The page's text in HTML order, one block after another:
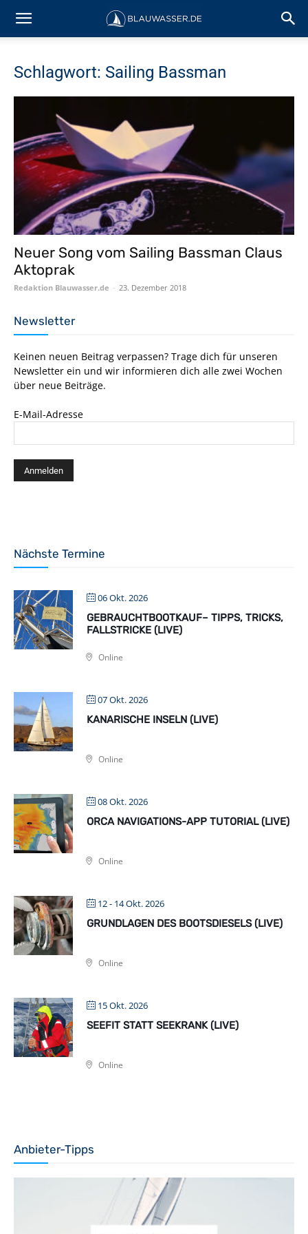
Schlagwort: Sailing Bassman
Neuer Song vom Sailing Bassman Claus
Aktoprak
Redaktion Blauwasser.de - 23. Dezember 2018
Newsletter
Keinen neuen Beitrag verpassen? Trage dich für unseren
Newsletter ein und wir informieren dich alle zwei Wochen
über neue Beiträge.
E-Mail-Adresse
Nächste Termine
06 Okt. 2026
GEBRAUCHTBOOTKAUF– TIPPS, TRICKS,
FALLSTRICKE (LIVE)
Online
07 Okt. 2026
KANARISCHE INSELN (LIVE)
Online
08 Okt. 2026
ORCA NAVIGATIONS-APP TUTORIAL (LIVE)
Online
12 - 14 Okt. 2026
GRUNDLAGEN DES BOOTSDIESELS (LIVE)
Online
15 Okt. 2026
SEEFIT STATT SEEKRANK (LIVE)
Online
Anbieter-Tipps